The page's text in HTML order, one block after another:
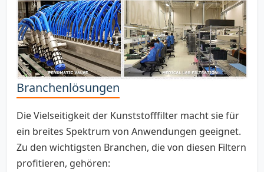
Branchenlösungen
Die Vielseitigkeit der Kunststofffilter macht sie für
ein breites Spektrum von Anwendungen geeignet.
Zu den wichtigsten Branchen, die von diesen Filtern
profitieren, gehören: